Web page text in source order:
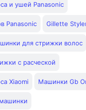
и ушей Panasonic
Panasonic Gillette
для стрижки волос
с расческой
Xiaomi Машинки Gb